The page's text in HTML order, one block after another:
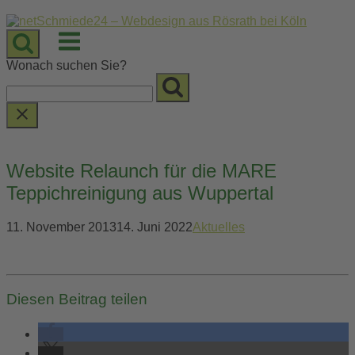
Skip
to
content
Menu
Wonach suchen Sie?
Website Relaunch für die MARE
Teppichreinigung aus Wuppertal
11. November 201314. Juni 2022Aktuelles
Diesen Beitrag teilen